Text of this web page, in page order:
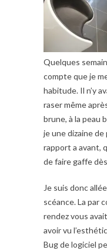
Quelques
compte que je
habitude. Il n’y
raser même
brune, à la peau
je une dizaine de
rapport a avant,
de faire gaffe
Je suis donc
scéance. La par
rendez vous
avoir vu
Bug de logiciel